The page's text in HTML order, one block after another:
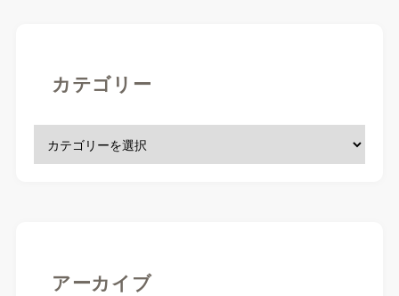
カテゴリー
アーカイブ